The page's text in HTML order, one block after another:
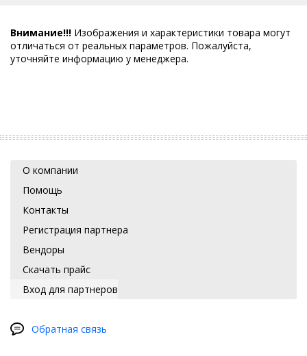
Внимание!!! Изображения и характеристики товара могут
отличаться от реальных параметров. Пожалуйста,
уточняйте информацию у менеджера.
О компании
Помощь
Контакты
Регистрация партнера
Вендоры
Скачать прайс
Вход для партнеров
Обратная связь